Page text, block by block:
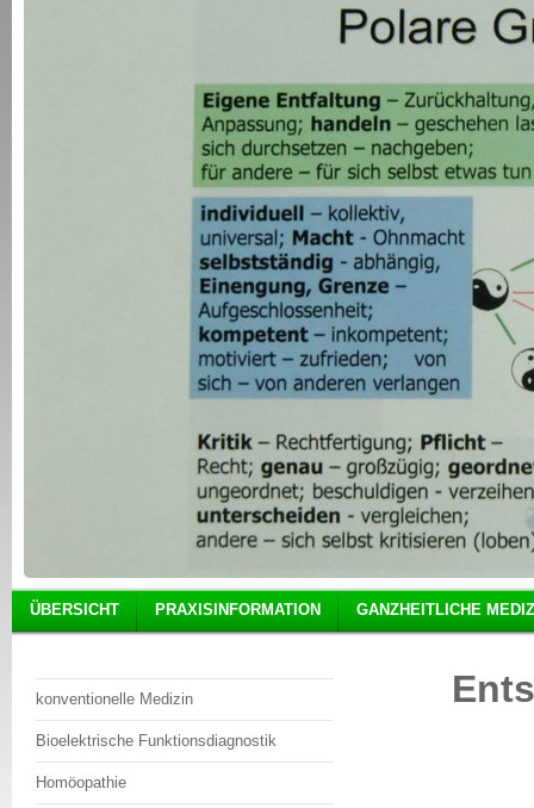
ÜBERSICHT PRAXISINFORMATION GANZHEITLICHE
konventionelle Medizin
Bioelektrische Funktionsdiagnostik
Homöopathie